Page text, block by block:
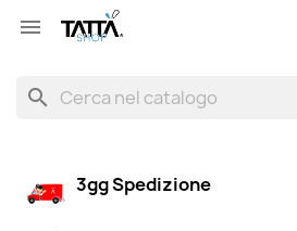

search
3gg Spedizione